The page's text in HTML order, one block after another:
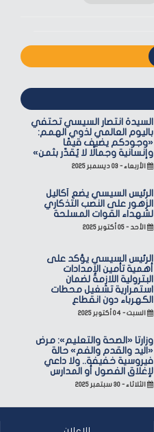
السيدة انتصار السيسي تحتفي
باليوم العالمي لذوي الهمم:
«وجودكم يضيف قيمًا
وإنسانية وجمالًا لا يُقدّر بثمن»
الأربعاء - ٠٣ ديسمبر ٢٠٢٥
الرئيس السيسي يضع أكاليل
الزهور على النصب التذكاري
لشهداء القوات المسلحة
الأحد - ٠٥ أكتوبر ٢٠٢٥
الرئيس السيسي يؤكد على
أهمية تأمين الإمدادات
البترولية اللازمة لضمان
استمرارية تشغيل محطات
الكهرباء دون انقطاع
السبت - ٠٤ أكتوبر ٢٠٢٥
وزارتا «الصحة والتعليم»: مرض
«اليد والقدم والفم» حالة
فيروسية خفيفة.. ولا داعي
لإغلاق الفصول أو المدارس
الثلاثاء - ٣٠ سبتمبر ٢٠٢٥